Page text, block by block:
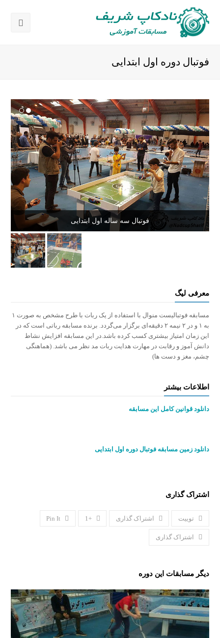
فوتبال دوره اول ابتدایی
فوتبال سه ساله اول ابتدایی
معرفی لیگ
مسابقه فوتبالیست منوال با استفاده از یک ربات با طرح مشخص به صورت ۱
به ۱ و در ۲ نیمه ۲ دقیقه‌ای برگزار می‌گردد. برنده مسابقه رباتی است که در
این زمان امتیاز بیشتری کسب کرده باشد.در این مسابقه افزایش نشاط
دانش آموز و رقابت در مهارت هدایت ربات مد نظر می باشد. (هماهنگی
چشم، مغز و دست ها)
اطلاعات بیشتر
دانلود قوانین کامل این مسابقه
دانلود زمین مسابقه فوتبال دوره اول ابتدایی
اشتراک گذاری
توییت اشتراک گذاری +1
Pin It
اشتراک گذاری
دیگر مسابقات این دوره